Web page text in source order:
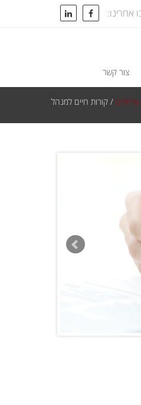
צור קשר
שירותים / קורות חיים למנהל